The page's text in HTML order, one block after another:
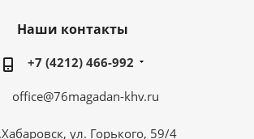
Наши контакты
+7 (4212) 466-992
office@76magadan-khv.ru
ул. Горького, 59/4